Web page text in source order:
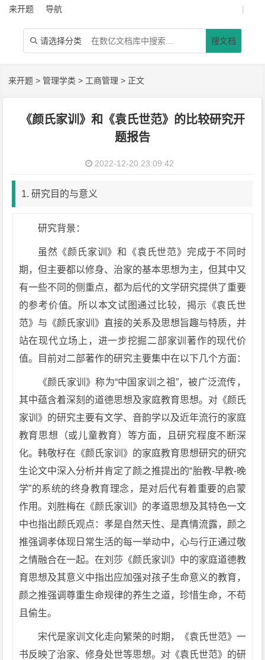
来开题 导航 |
 请选择分类 搜文档
来开题 >管理学类 > 工商管理 > 正文
《颜氏家训》和《袁氏世范》的比较研究开
题报告
2022-12-20 23:09:42
1. 研究目的与意义
研究背景：
虽然《颜氏家训》和《袁氏世范》完成于不同时
期，但主要都以修身、治家的基本思想为主，但其中又
有一些不同的侧重点，都为后代的文学研究提供了重要
的参考价值。所以本文试图通过比较，揭示《袁氏世
范》与《颜氏家训》直接的关系及思想旨趣与特质，并
站在现代立场上，进一步挖掘二部家训著作的现代价
值。目前对二部著作的研究主要集中在以下几个方面：
《颜氏家训》称为“中国家训之祖”，被广泛流传，
其中蕴含着深刻的道德思想及家庭教育思想。对《颜氏
家训》的研究主要有文学、音韵学以及近年流行的家庭
教育思想（或儿童教育）等方面，且研究程度不断深
化。韩敬杍在《颜氏家训》的家庭教育思想研究的研究
生论文中深入分析并肯定了颜之推提出的“胎教-早教-晚
学”的系统的终身教育理念，是对后代有着重要的启蒙
作用。刘胜梅在《颜氏家训》的孝道思想及其特色一文
中也指出颜氏观点：孝是自然天性、是真情流露，颜之
推强调孝体现日常生活的每一举动中，心与行正通过敬
之情融合在一起。在刘莎《颜氏家训》中的家庭道德教
育思想及其意义中指出应加强对孩子生命意义的教育，
颜之推强调尊重生命规律的养生之道，珍惜生命，不苟
且偷生。
宋代是家训文化走向繁荣的时期，《袁氏世范》一
书反映了治家、修身处世等思想。对《袁氏世范》的研